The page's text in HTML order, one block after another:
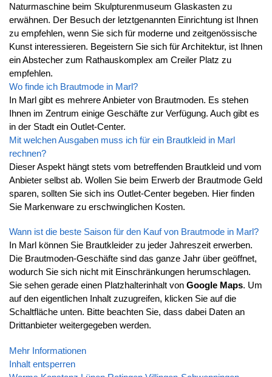
Naturmaschine beim Skulpturenmuseum Glaskasten zu
erwähnen. Der Besuch der letztgenannten Einrichtung ist Ihnen
zu empfehlen, wenn Sie sich für moderne und zeitgenössische
Kunst interessieren. Begeistern Sie sich für Architektur, ist Ihnen
ein Abstecher zum Rathauskomplex am Creiler Platz zu
empfehlen.
Wo finde ich Brautmode in Marl?
In Marl gibt es mehrere Anbieter von Brautmoden. Es stehen
Ihnen im Zentrum einige Geschäfte zur Verfügung. Auch gibt es
in der Stadt ein Outlet-Center.
Mit welchen Ausgaben muss ich für ein Brautkleid in Marl
rechnen?
Dieser Aspekt hängt stets vom betreffenden Brautkleid und vom
Anbieter selbst ab. Wollen Sie beim Erwerb der Brautmode Geld
sparen, sollten Sie sich ins Outlet-Center begeben. Hier finden
Sie Markenware zu erschwinglichen Kosten.
Wann ist die beste Saison für den Kauf von Brautmode in Marl?
In Marl können Sie Brautkleider zu jeder Jahreszeit erwerben.
Die Brautmoden-Geschäfte sind das ganze Jahr über geöffnet,
wodurch Sie sich nicht mit Einschränkungen herumschlagen.
Sie sehen gerade einen Platzhalterinhalt von Google Maps. Um
auf den eigentlichen Inhalt zuzugreifen, klicken Sie auf die
Schaltfläche unten. Bitte beachten Sie, dass dabei Daten an
Drittanbieter weitergegeben werden.
Mehr Informationen
Inhalt entsperren